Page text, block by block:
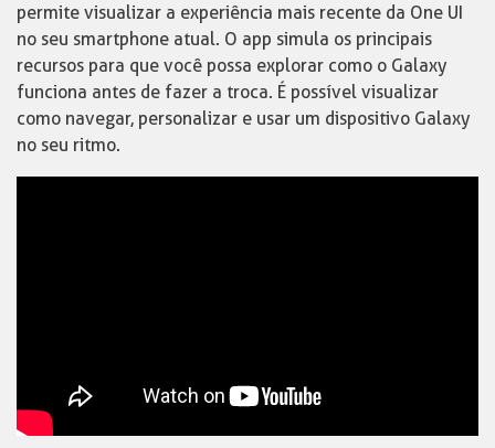
permite visualizar a experiência mais recente da One UI
no seu smartphone atual. O app simula os principais
recursos para que você possa explorar como o Galaxy
funciona antes de fazer a troca. É possível visualizar
como navegar, personalizar e usar um dispositivo Galaxy
no seu ritmo.